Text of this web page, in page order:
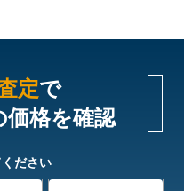
定で
価格を確認
ださい